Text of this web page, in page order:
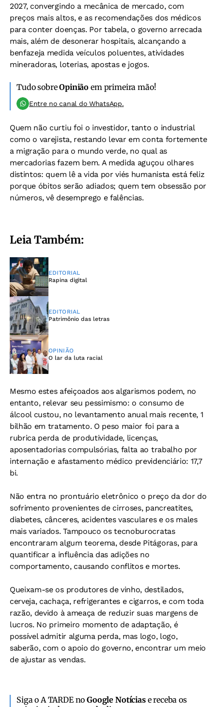
2027, convergindo a mecânica de mercado, com
preços mais altos, e as recomendações dos médicos
para conter doenças. Por tabela, o governo arrecada
mais, além de desonerar hospitais, alcançando a
benfazeja medida veículos poluentes, atividades
mineradoras, loterias, apostas e jogos.
Tudo sobreOpinião em primeira mão!
Entre no canal do WhatsApp.
Quem não curtiu foi o investidor, tanto o industrial
como o varejista, restando levar em conta fortemente
a migração para o mundo verde, no qual as
mercadorias fazem bem. A medida aguçou olhares
distintos: quem lê a vida por viés humanista está feliz
porque óbitos serão adiados; quem tem obsessão por
números, vê desemprego e falências.
Leia Também:
EDITORIAL
Rapina digital
EDITORIAL
Patrimônio das letras
OPINIÃO
O lar da luta racial
Mesmo estes afeiçoados aos algarismos podem, no
entanto, relevar seu pessimismo: o consumo de
álcool custou, no levantamento anual mais recente, 1
bilhão em tratamento. O peso maior foi para a
rubrica perda de produtividade, licenças,
aposentadorias compulsórias, falta ao trabalho por
internação e afastamento médico previdenciário: 17,7
bi.
Não entra no prontuário eletrônico o preço da dor do
sofrimento provenientes de cirroses, pancreatites,
diabetes, cânceres, acidentes vasculares e os males
mais variados. Tampouco os tecnoburocratas
encontraram algum teorema, desde Pitágoras, para
quantificar a influência das adições no
comportamento, causando conflitos e mortes.
Queixam-se os produtores de vinho, destilados,
cerveja, cachaça, refrigerantes e cigarros, e com toda
razão, devido à ameaça de reduzir suas margens de
lucros. No primeiro momento de adaptação, é
possível admitir alguma perda, mas logo, logo,
saberão, com o apoio do governo, encontrar um meio
de ajustar as vendas.
Siga o A TARDE noGoogle Notíciase receba os